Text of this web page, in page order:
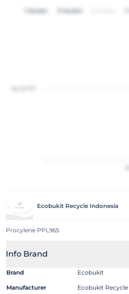
1 bulan 3 bulan
Ecobukit Recycle Indonesia
Procylene PPL965
Info Brand
Brand Ecobukit
Manufacturer Ecobukit